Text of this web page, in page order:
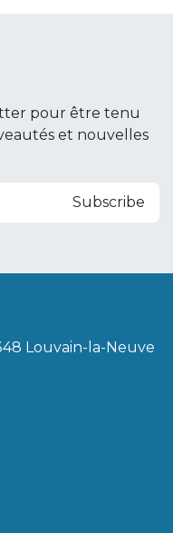
pour être tenu
et nouvelles
Subscribe
Louvain-la-Neuve